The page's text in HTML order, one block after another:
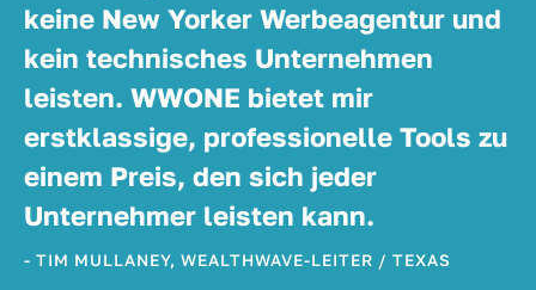
keine New Yorker Werbeagentur und
kein technisches Unternehmen
leisten. WWONE bietet mir
erstklassige, professionelle Tools zu
einem Preis, den sich jeder
Unternehmer leisten kann.
- TIM MULLANEY, WEALTHWAVE-LEITER / TEXAS